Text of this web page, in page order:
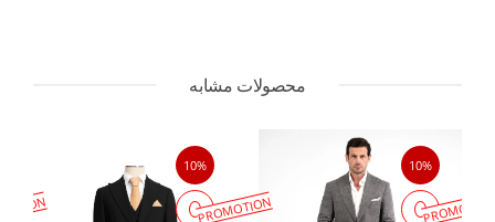
محصولات مشابه
10%
10%
PROMOTION